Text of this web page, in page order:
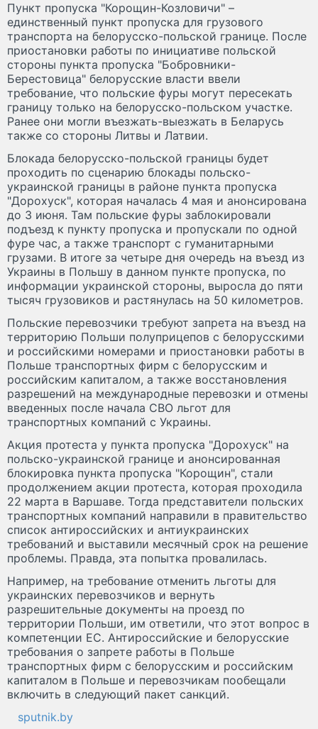
Пункт пропуска "Корощин-Козловичи" –
единственный пункт пропуска для грузового
транспорта на белорусско-польской границе. После
приостановки работы по инициативе польской
стороны пункта пропуска "Бобровники-
Берестовица" белорусские власти ввели
требование, что польские фуры могут пересекать
границу только на белорусско-польском участке.
Ранее они могли въезжать-выезжать в Беларусь
также со стороны Литвы и Латвии.
Блокада белорусско-польской границы будет
проходить по сценарию блокады польско-
украинской границы в районе пункта пропуска
"Дорохуск", которая началась 4 мая и анонсирована
до 3 июня. Там польские фуры заблокировали
подъезд к пункту пропуска и пропускали по одной
фуре час, а также транспорт с гуманитарными
грузами. В итоге за четыре дня очередь на въезд из
Украины в Польшу в данном пункте пропуска, по
информации украинской стороны, выросла до пяти
тысяч грузовиков и растянулась на 50 километров.
Польские перевозчики требуют запрета на въезд на
территорию Польши полуприцепов с белорусскими
и российскими номерами и приостановки работы в
Польше транспортных фирм с белорусским и
российским капиталом, а также восстановления
разрешений на международные перевозки и отмены
введенных после начала СВО льгот для
транспортных компаний с Украины.
Акция протеста у пункта пропуска "Дорохуск" на
польско-украинской границе и анонсированная
блокировка пункта пропуска "Корощин", стали
продолжением акции протеста, которая проходила
22 марта в Варшаве. Тогда представители польских
транспортных компаний направили в правительство
список антироссийских и антиукраинских
требований и выставили месячный срок на решение
проблемы. Правда, эта попытка провалилась.
Например, на требование отменить льготы для
украинских перевозчиков и вернуть
разрешительные документы на проезд по
территории Польши, им ответили, что этот вопрос в
компетенции ЕС. Антироссийские и белорусские
требования о запрете работы в Польше
транспортных фирм с белорусским и российским
капиталом в Польше и перевозчикам пообещали
включить в следующий пакет санкций.
sputnik.by